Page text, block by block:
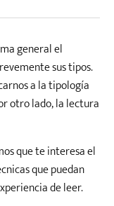
Young Adult
general el
sus tipos.
a la tipología
otro lado, la lectura
que te interesa el
que puedan
de leer.